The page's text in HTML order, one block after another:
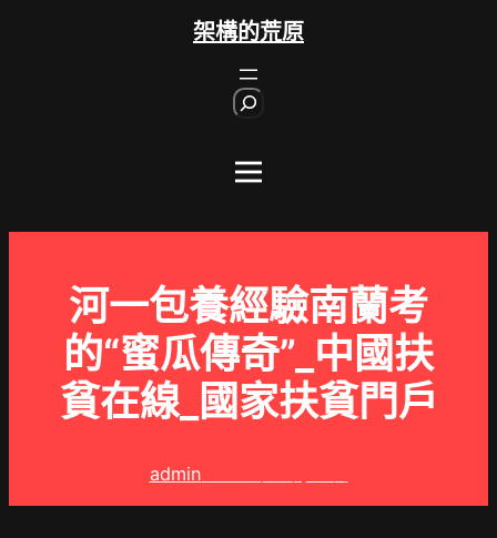
架構的荒原
河一包養經驗南蘭考
的“蜜瓜傳奇”_中國扶
貧在線_國家扶貧門戶
admin